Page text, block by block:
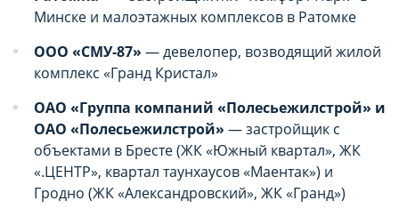
Минске и малоэтажных комплексов в Ратомке
ООО «СМУ-87» — девелопер, возводящий жилой
комплекс «Гранд Кристал»
ОАО «Группа компаний «Полесьежилстрой» и
ОАО «Полесьежилстрой» — застройщик с
объектами в Бресте (ЖК «Южный квартал», ЖК
«.ЦЕНТР», квартал таунхаусов «Маентак») и
Гродно (ЖК «Александровский», ЖК «Гранд»)